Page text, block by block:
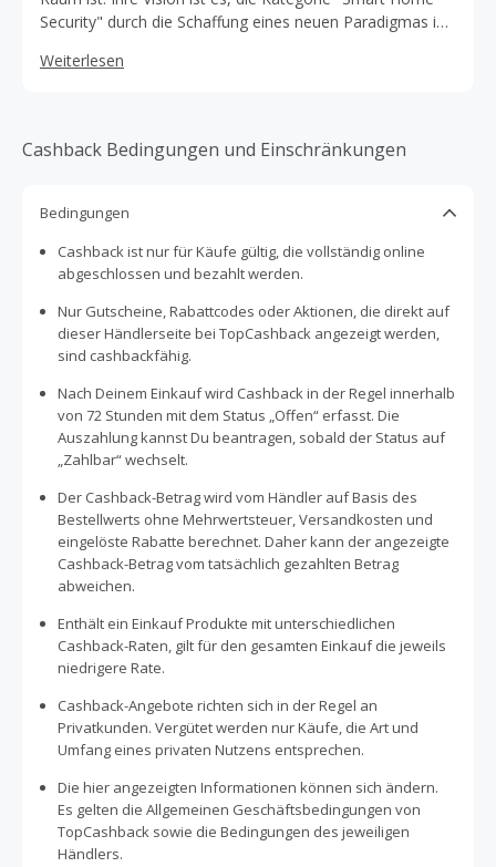
Security" durch die Schaffung eines neuen Paradigmas im
Kameratechnologie voranzutreiben. Als Teil von Verisure,
Familien und Kleinunternehmern, die Kontrolle über den
Schutz der wichtigsten Dinge zu übernehmen.
Weiterlesen
Cashback Bedingungen und Einschränkungen
Bedingungen
Cashback ist nur für Käufe gültig, die vollständig online
abgeschlossen und bezahlt werden.
Nur Gutscheine, Rabattcodes oder Aktionen, die direkt auf
dieser Händlerseite bei TopCashback angezeigt werden,
sind cashbackfähig.
Nach Deinem Einkauf wird Cashback in der Regel innerhalb
von 72 Stunden mit dem Status „Offen“ erfasst. Die
Auszahlung kannst Du beantragen, sobald der Status auf
„Zahlbar“ wechselt.
Der Cashback-Betrag wird vom Händler auf Basis des
Bestellwerts ohne Mehrwertsteuer, Versandkosten und
eingelöste Rabatte berechnet. Daher kann der angezeigte
Cashback-Betrag vom tatsächlich gezahlten Betrag
abweichen.
Enthält ein Einkauf Produkte mit unterschiedlichen
Cashback-Raten, gilt für den gesamten Einkauf die jeweils
niedrigere Rate.
Cashback-Angebote richten sich in der Regel an
Privatkunden. Vergütet werden nur Käufe, die Art und
Umfang eines privaten Nutzens entsprechen.
Die hier angezeigten Informationen können sich ändern.
Es gelten die Allgemeinen Geschäftsbedingungen von
TopCashback sowie die Bedingungen des jeweiligen
Händlers.